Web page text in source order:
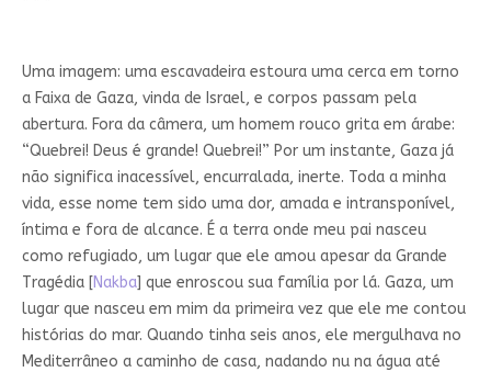
Uma imagem: uma escavadeira estoura uma cerca em torno
a Faixa de Gaza, vinda de Israel, e corpos passam pela
abertura. Fora da câmera, um homem rouco grita em árabe:
“Quebrei! Deus é grande! Quebrei!” Por um instante, Gaza já
não significa inacessível, encurralada, inerte. Toda a minha
vida, esse nome tem sido uma dor, amada e intransponível,
íntima e fora de alcance. É a terra onde meu pai nasceu
como refugiado, um lugar que ele amou apesar da Grande
Tragédia [Nakba] que enroscou sua família por lá. Gaza, um
lugar que nasceu em mim da primeira vez que ele me contou
histórias do mar. Quando tinha seis anos, ele mergulhava no
Mediterrâneo a caminho de casa, nadando nu na água até